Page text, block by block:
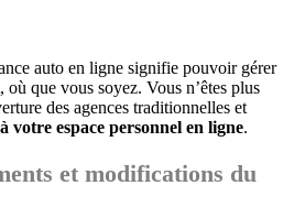
auto en ligne signifie pouvoir gérer
que vous soyez. Vous n’êtes plus
des agences traditionnelles et
votre espace personnel en ligne.
et modifications du